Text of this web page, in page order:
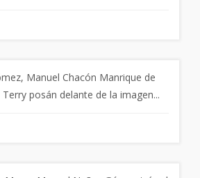
Manuel Chacón Manrique de
Terry posán delante de la imagen...